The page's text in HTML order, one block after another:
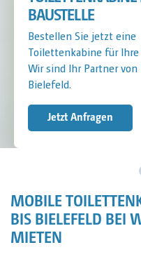
BAUSTELLE
Bestellen Sie jetzt eine
Toilettenkabine für Ihre
Wir sind Ihr Partner
Bielefeld.
Jetzt Anfragen
MOBILE
BIS BIELEFELD BEI
MIETEN